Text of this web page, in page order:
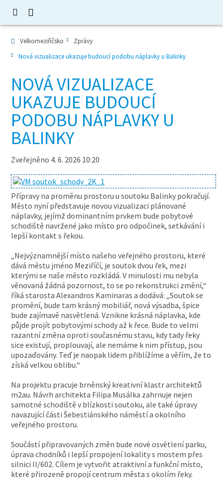
Velkomeziříčsko
Zprávy
Nová vizualizace ukazuje budoucí podobu náplavky u Balinky
NOVÁ VIZUALIZACE
UKAZUJE BUDOUCÍ
PODOBU NÁPLAVKY U
BALINKY
Zveřejněno 4. 6. 2026 10:20
Přípravy na proměnu prostoru u soutoku Balinky pokračují.
Město nyní představuje novou vizualizaci plánované
náplavky, jejímž dominantním prvkem bude pobytové
schodiště navržené jako místo pro odpočinek, setkávání i
lepší kontakt s řekou.
„Nejvýznamnější místo našeho veřejného prostoru, které
dává městu jméno Meziříčí, je soutok dvou řek, mezi
kterými se naše město rozkládá. V minulosti mu nebyla
věnovaná žádná pozornost, to se po rekonstrukci změní,“
říká starosta Alexandros Kaminaras a dodává: „Soutok se
promění, bude tam krásný mobiliář, nová výsadba, špice
bude zajímavě nasvětlená. Vznikne krásná náplavka, kde
půjde projít pobytovými schody až k řece. Bude to velmi
razantní změna oproti současnému stavu, kdy tady řeky
sice existují, proplouvají, ale nemáme k nim přístup, jsou
upozaďovány. Teď je naopak lidem přiblížíme a věřím, že to
získá velkou oblibu.“
Na projektu pracuje brněnský kreativní klastr architektů
m2au. Návrh architekta Filipa Musálka zahrnuje nejen
samotné schodiště v blízkosti soutoku, ale také úpravy
navazující části Šebestiánského náměstí a okolního
veřejného prostoru.
Součástí připravovaných změn bude nové osvětlení parku,
úprava chodníků i lepší propojení lokality s mostem přes
silnici II/602. Cílem je vytvořit atraktivní a funkční místo,
které přirozeně propojí centrum města s okolím řeky.